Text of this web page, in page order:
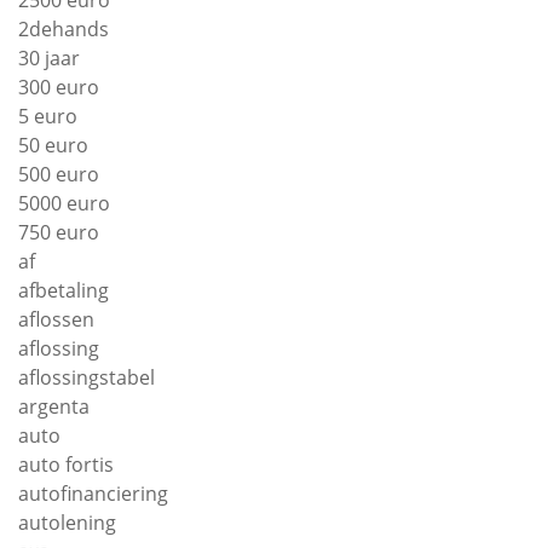
2dehands
30 jaar
300 euro
5 euro
50 euro
500 euro
5000 euro
750 euro
af
afbetaling
aflossen
aflossing
aflossingstabel
argenta
auto
auto fortis
autofinanciering
autolening